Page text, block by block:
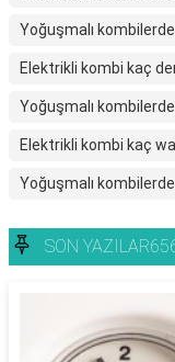
Yoğuşmalı
Elektrikli kombi kaç
Yoğuşmalı
Elektrikli kombi kaç
Yoğuşmalı
SON